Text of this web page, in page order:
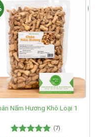
Nấm Hương Khô Loại 1
(7)